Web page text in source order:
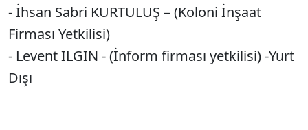
- ⁠İhsan Sabri KURTULUŞ – (Koloni İnşaat
Firması Yetkilisi)
- ⁠Levent ILGIN - (İnform firması yetkilisi) -Yurt
Dışı